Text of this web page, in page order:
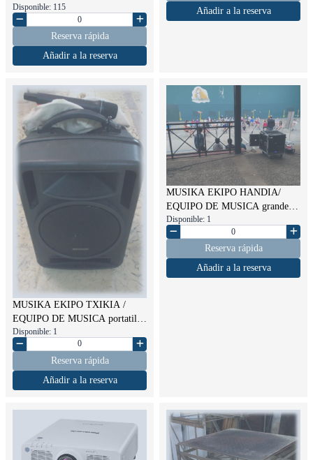
MADERA
Disponible: 115
Reserva rápida
Añadir a la reserva
Añadir a la reserva
MUSIKA EKIPO TXIKIA /
EQUIPO DE MUSICA portatil
Disponible: 1
Reserva rápida
Añadir a la reserva
MUSIKA EKIPO HANDIA/
EQUIPO DE MUSICA grande
Disponible: 1
Reserva rápida
Añadir a la reserva